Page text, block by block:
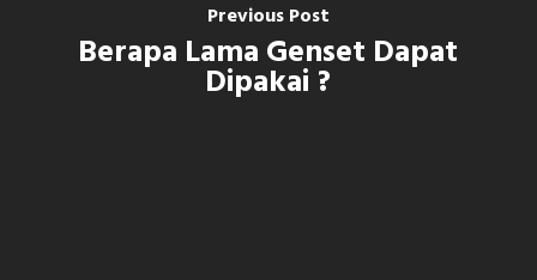
Previous Post
Berapa Lama Genset Dapat
Dipakai ?